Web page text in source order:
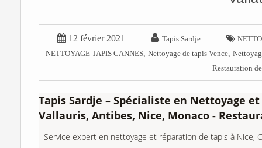
 12 février 2021  Tapis Sardje 
NETTOYAGE TAPIS CANNES, Nettoyage de tapis Vence,
Restauration
Tapis Sardje – Spécialiste en Nettoyage
Vallauris, Antibes, Nice, Monaco -
Service expert en nettoyage et réparation de tapis à Nice,